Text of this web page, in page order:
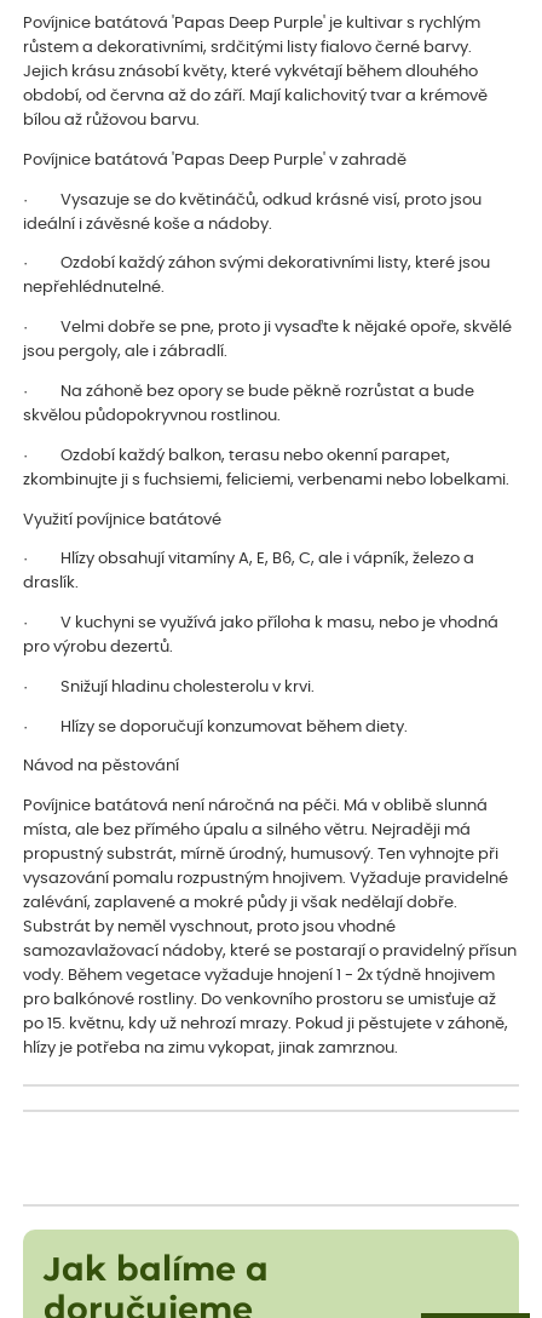
Povíjnice batátová 'Papas Deep Purple' je kultivar s rychlým
růstem a dekorativními, srdčitými listy fialovo černé barvy.
Jejich krásu znásobí květy, které vykvétají během dlouhého
období, od června až do září. Mají kalichovitý tvar a krémově
bílou až růžovou barvu.
Povíjnice batátová 'Papas Deep Purple' v zahradě
· Vysazuje se do květináčů, odkud krásné visí, proto jsou
ideální i závěsné koše a nádoby.
· Ozdobí každý záhon svými dekorativními listy, které jsou
nepřehlédnutelné.
· Velmi dobře se pne, proto ji vysaďte k nějaké opoře, skvělé
jsou pergoly, ale i zábradlí.
· Na záhoně bez opory se bude pěkně rozrůstat a bude
skvělou půdopokryvnou rostlinou.
· Ozdobí každý balkon, terasu nebo okenní parapet,
zkombinujte ji s fuchsiemi, feliciemi, verbenami nebo lobelkami.
Využití povíjnice batátové
· Hlízy obsahují vitamíny A, E, B6, C, ale i vápník, železo a
draslík.
· V kuchyni se využívá jako příloha k masu, nebo je vhodná
pro výrobu dezertů.
· Snižují hladinu cholesterolu v krvi.
· Hlízy se doporučují konzumovat během diety.
Návod na pěstování
Povíjnice batátová není náročná na péči. Má v oblibě slunná
místa, ale bez přímého úpalu a silného větru. Nejraději má
propustný substrát, mírně úrodný, humusový. Ten vyhnojte při
vysazování pomalu rozpustným hnojivem. Vyžaduje pravidelné
zalévání, zaplavené a mokré půdy ji však nedělají dobře.
Substrát by neměl vyschnout, proto jsou vhodné
samozavlažovací nádoby, které se postarají o pravidelný přísun
vody. Během vegetace vyžaduje hnojení 1 - 2x týdně hnojivem
pro balkónové rostliny. Do venkovního prostoru se umisťuje až
po 15. květnu, kdy už nehrozí mrazy. Pokud ji pěstujete v záhoně,
hlízy je potřeba na zimu vykopat, jinak zamrznou.
Jak balíme a
doručujeme